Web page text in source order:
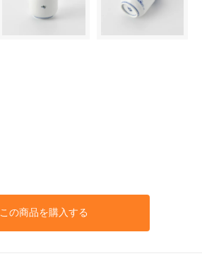
この商品を購入する